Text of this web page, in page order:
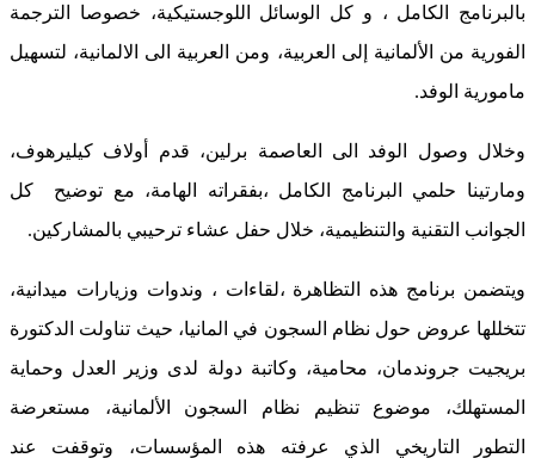
بالبرنامج الكامل ، و كل الوسائل اللوجستيكية، خصوصا الترجمة
الفورية من الألمانية إلى العربية، ومن العربية الى الالمانية، لتسهيل
مامورية الوفد.
وخلال وصول الوفد الى العاصمة برلين، قدم أولاف كيليرهوف،
ومارتينا حلمي البرنامج الكامل ،بفقراته الهامة، مع توضيح كل
الجوانب التقنية والتنظيمية، خلال حفل عشاء ترحيبي بالمشاركين.
ويتضمن برنامج هذه التظاهرة ،لقاءات ، وندوات وزيارات ميدانية،
تتخللها عروض حول نظام السجون في المانيا، حيث تناولت الدكتورة
بريجيت جروندمان، محامية، وكاتبة دولة لدى وزير العدل وحماية
المستهلك، موضوع تنظيم نظام السجون الألمانية، مستعرضة
التطور التاريخي الذي عرفته هذه المؤسسات، وتوقفت عند